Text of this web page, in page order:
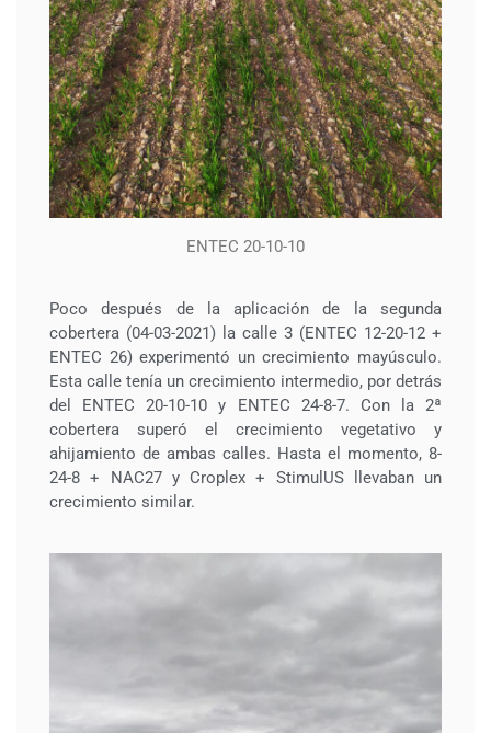
ENTEC 20-10-10
Poco después de la aplicación de la segunda
cobertera (04-03-2021) la calle 3 (ENTEC 12-20-12 +
ENTEC 26) experimentó un crecimiento mayúsculo.
Esta calle tenía un crecimiento intermedio, por detrás
del ENTEC 20-10-10 y ENTEC 24-8-7. Con la 2ª
cobertera superó el crecimiento vegetativo y
ahijamiento de ambas calles. Hasta el momento, 8-
24-8 + NAC27 y Croplex + StimulUS llevaban un
crecimiento similar.